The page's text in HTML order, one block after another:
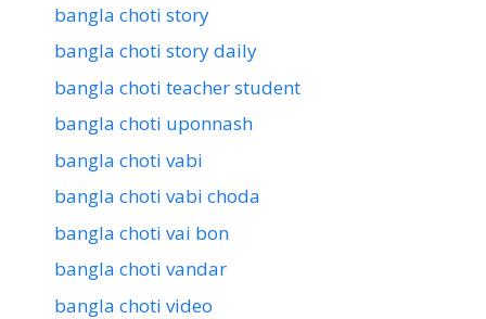
bangla choti story
bangla choti story daily
bangla choti teacher student
bangla choti uponnash
bangla choti vabi
bangla choti vabi choda
bangla choti vai bon
bangla choti vandar
bangla choti video